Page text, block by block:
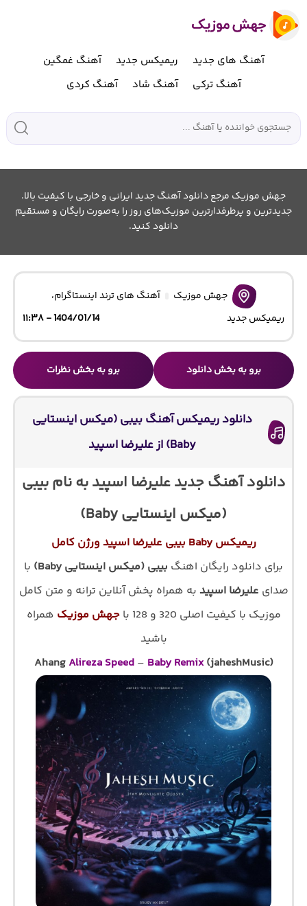
آهنگ های جدید ریمیکس جدید
آهنگ غمگین
آهنگ ترکی
آهنگ شاد آهنگ کردی
جهش موزیک مرجع دانلود آهنگ جدید ایرانی و خارجی با کیفیت بالا.
جدیدترین و پرطرفدارترین موزیک‌های روز را به‌صورت رایگان و مستقیم
دانلود کنید.
جهش موزیک آهنگ های ترند اینستاگرام،
ریمیکس جدید
1404/01/14 - ۱۱:۳۸
برو به بخش دانلود برو به بخش نظرات
دانلود ریمیکس آهنگ بیبی (میکس اینستایی
Baby) از علیرضا اسپید
دانلود آهنگ جدید علیرضا اسپید به نام بیبی
(میکس اینستایی Baby)
ریمیکس Baby بیبی علیرضا اسپید ورژن کامل
برای دانلود رایگان اهنگ بیبی (میکس اینستایی Baby)
با
صدای علیرضا اسپید به همراه پخش آنلاین ترانه و متن کامل
موزیک با کیفیت اصلی 320 و 128 با
جهش موزیک همراه
باشید
Ahang Alireza Speed– Baby Remix(jaheshMusic)